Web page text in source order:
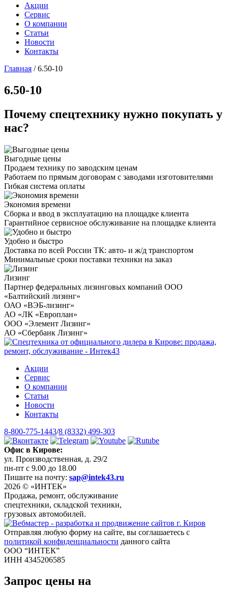
Акции
Сервис
О компании
Статьи
Новости
Контакты
Главная /6.50-10
6.50-10
Почему спецтехнику нужно покупать у
нас?
Выгодные цены
Продаем технику по заводским ценам
Работаем по прямым договорам с заводами изготовителями
Гибкая система оплаты
Экономия времени
Сборка и ввод в эксплуатацию на площадке клиента
Гарантийное сервисное обслуживание на площадке клиента
Удобно и быстро
Доставка по всей России ТК: авто- и ж/д транспортом
Минимальные сроки поставки техники на заказ
Лизинг
Партнер федеральных лизинговых компаний ООО
«Балтийский лизинг»
ОАО «ВЭБ-лизинг»
АО «ЛК «Европлан»
ООО «Элемент Лизинг»
АО «Сбербанк Лизинг»
Акции
Сервис
О компании
Статьи
Новости
Контакты
8-800-775-1443/8 (8332) 499-303
Офис в Кирове:
ул. Производственная, д. 29/2
пн-пт с 9.00 до 18.00
Пишите на почту: sap@intek43.ru
2026 © «ИНТЕК»
Продажа, ремонт, обслуживание
спецтехники, складской техники,
грузовых автомобилей.
Отправляя любую форму на сайте, вы соглашаетесь с
политикой конфиденциальности данного сайта
ООО “ИНТЕК”
ИНН 4345206585
Запрос цены на